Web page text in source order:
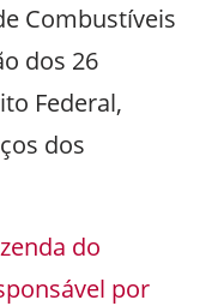
Combustíveis
dos 26
Federal,
dos
do
por